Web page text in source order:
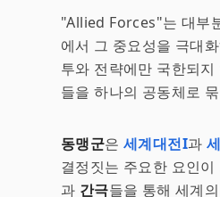
"Allied Forces"는 대부
에서 그 중요성을 극대
투와 전략에만 국한되
들을 하나의 공동체로
동맹군은세계대전I과
결정짓는 주요한 요인
과 간극들을 통해 세계